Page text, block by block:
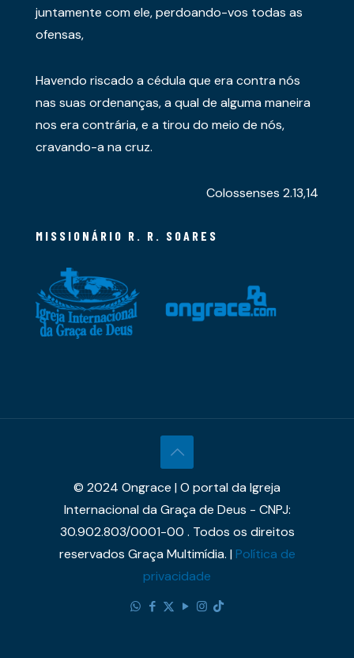
juntamente com ele, perdoando-vos todas as
ofensas,
Havendo riscado a cédula que era contra nós
nas suas ordenanças, a qual de alguma maneira
nos era contrária, e a tirou do meio de nós,
cravando-a na cruz.
Colossenses 2.13,14
MISSIONÁRIO R. R. SOARES
© 2024 Ongrace | O portal da Igreja
Internacional da Graça de Deus - CNPJ:
30.902.803/0001-00 . Todos os direitos
reservados Graça Multimídia. |Política de
privacidade